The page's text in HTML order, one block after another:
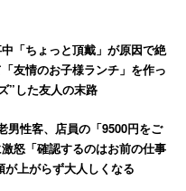
「ちょっと頂戴」が原因で絶
友情のお子様ランチ」を作っ
”した友人の末路
男性客、店員の「9500円をご
怒「確認するのはお前の仕事
上がらず大人しくなる